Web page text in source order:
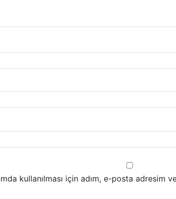
kullanılması için adım, e-posta adresim